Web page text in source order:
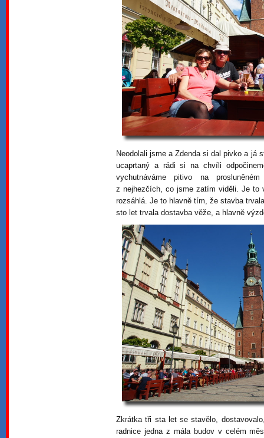
Neodolali jsme a Zdenda si dal pivko a já
ucaprtaný a rádi si na chvíli
vychutnáváme pitivo na
z nejhezčích, co jsme zatím viděli. Je to
rozsáhlá. Je to hlavně tím, že stavba
sto let trvala dostavba věže, a hlavně
Zkrátka tři sta let se stavělo,
radnice jedna z mála budov v celém